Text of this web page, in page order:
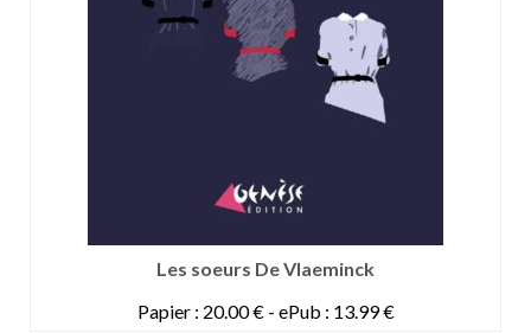
Les soeurs De Vlaeminck
Papier : 20.00 € - ePub : 13.99 €